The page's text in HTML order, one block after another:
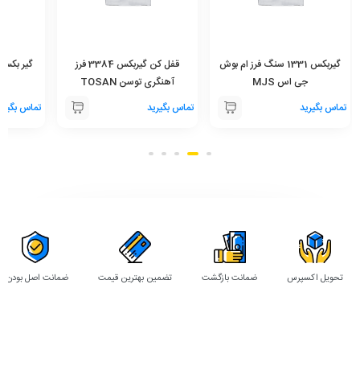
گیربکس 1331 سنگ فرز ام بوش
جی اس MJS
تماس بگیرید
قفل کن گیربکس 3384 فرز
آهنگری توسن TOSAN
تماس بگیرید
تماس
تحویل اکسپرس ضمانت بازگشت تضمین بهترین قیمت ضمانت اصل بودن